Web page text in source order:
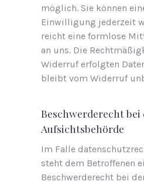
möglich. Sie können
Einwilligung jederzeit
reicht eine formlose
an uns. Die
Widerruf erfolgten
bleibt vom Widerruf
Beschwerderecht
Aufsichtsbehörde
Im Falle
steht dem Betroffenen
Beschwerderecht bei